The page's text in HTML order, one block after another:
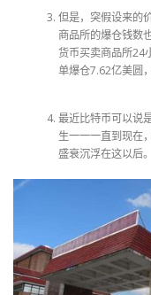
但是，突假设来的
商品所的爆仓钱数
货币买卖商品所24
单爆仓7.62亿美圆
最近比特币可以说
生一一一直到现在
盛衰沉浮在这以后。